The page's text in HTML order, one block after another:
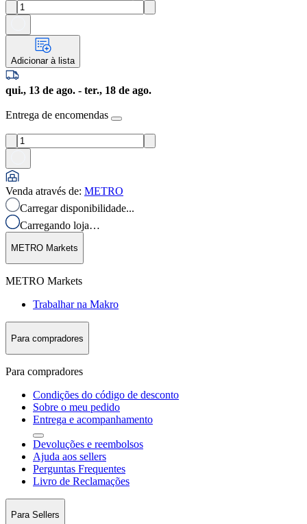
Adicionar à lista
qui., 13 de ago. - ter., 18 de ago.
Entrega de encomendas
Venda através de: METRO
Carregar disponibilidade...
Carregando loja…
METRO Markets
METRO Markets
Trabalhar na Makro
Para compradores
Para compradores
Condições do código de desconto
Sobre o meu pedido
Entrega e acompanhamento
Devoluções e reembolsos
Ajuda aos sellers
Perguntas Frequentes
Livro de Reclamações
Para Sellers